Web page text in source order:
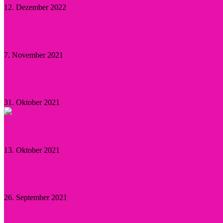
12. Dezember 2022
7. November 2021
31. Oktober 2021
13. Oktober 2021
26. September 2021